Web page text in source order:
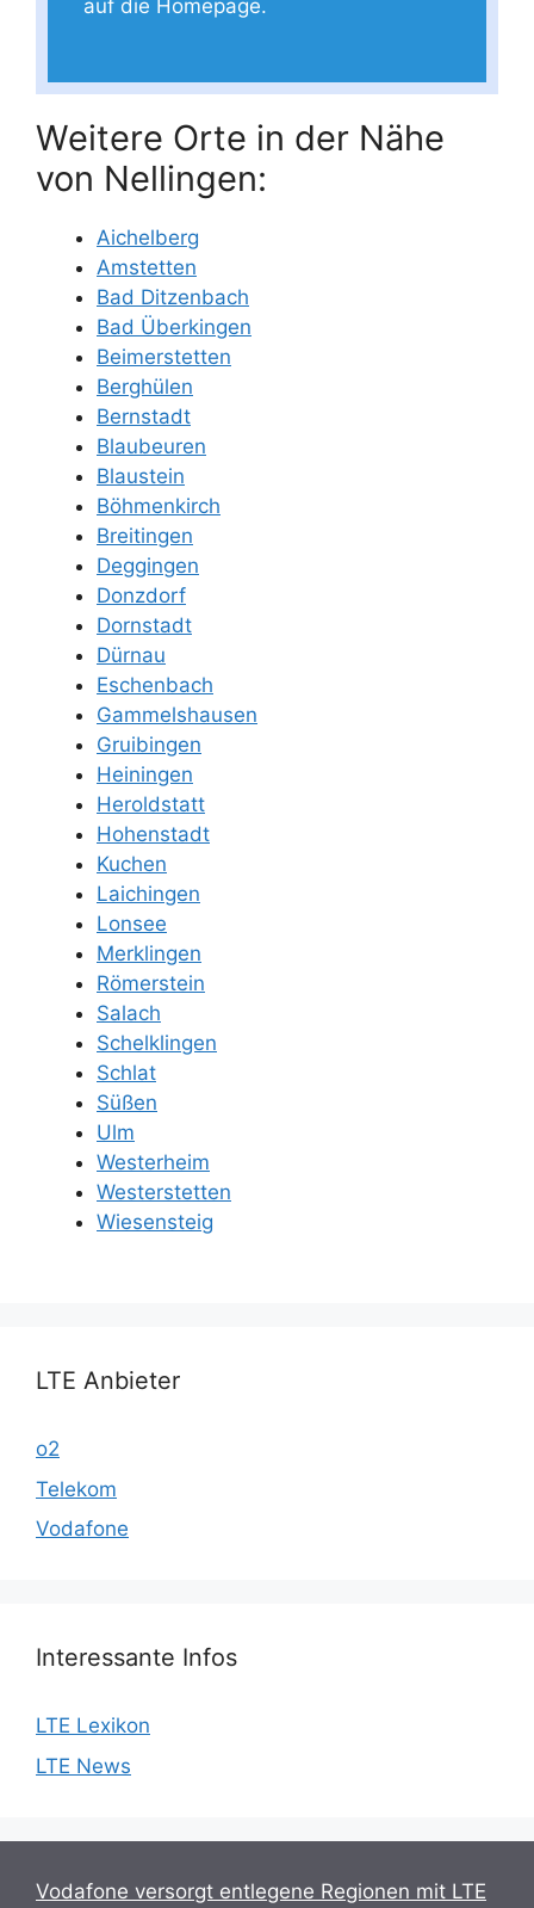
auf die Homepage.
Weitere Orte in der Nähe
von Nellingen:
Aichelberg
Amstetten
Bad Ditzenbach
Bad Überkingen
Beimerstetten
Berghülen
Bernstadt
Blaubeuren
Blaustein
Böhmenkirch
Breitingen
Deggingen
Donzdorf
Dornstadt
Dürnau
Eschenbach
Gammelshausen
Gruibingen
Heiningen
Heroldstatt
Hohenstadt
Kuchen
Laichingen
Lonsee
Merklingen
Römerstein
Salach
Schelklingen
Schlat
Süßen
Ulm
Westerheim
Westerstetten
Wiesensteig
LTE Anbieter
o2
Telekom
Vodafone
Interessante Infos
LTE Lexikon
LTE News
Vodafone versorgt entlegene Regionen mit LTE